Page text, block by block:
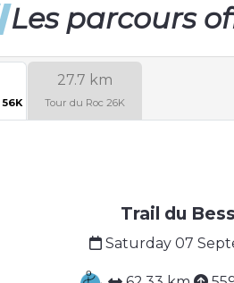
Les parcours
27.7 km
Tour du Roc 26K
Trail du
Saturday 07